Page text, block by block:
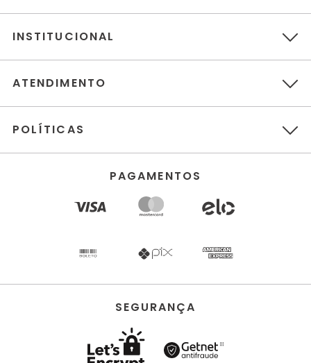
INSTITUCIONAL
ATENDIMENTO
POLÍTICAS
PAGAMENTOS
SEGURANÇA